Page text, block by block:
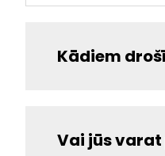
Kādiem
Vai jūs